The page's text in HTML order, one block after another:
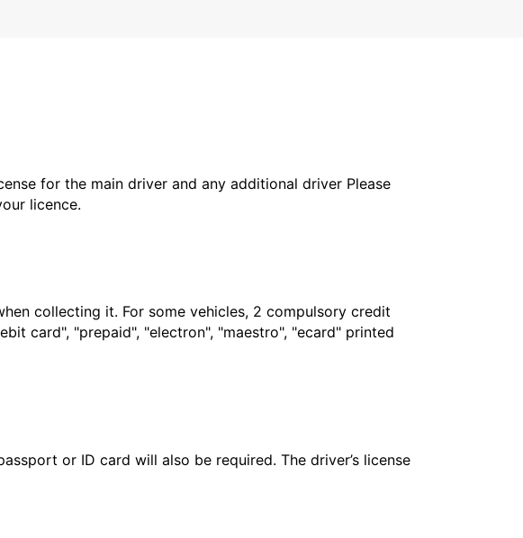
for the main driver and any additional driver Please
licence.
collecting it. For some vehicles, 2 compulsory credit
card", "prepaid", "electron", "maestro", "ecard" printed
or ID card will also be required. The driver’s license